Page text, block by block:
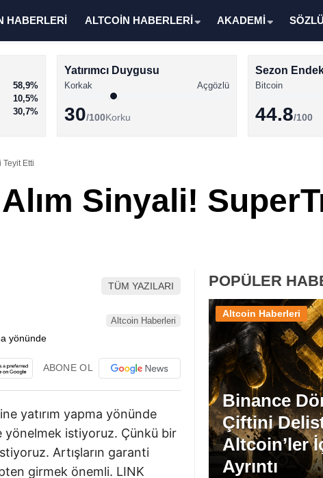
HABERLERİ ALTCOİN HABERLERİ AKADEMİ
58,9%
10,5%
30,7%
Yatırımcı Duygusu
Korkak Açgözlü
30/100Korku
Sezon
Bitcoin
44.8/100
Etti
Sinyali!
TÜM YAZILARI
Altcoin Haberleri
ABONE OL
yatırım yapma yönünde
yönelmek istiyoruz. Çünkü bir
Artışların garanti
girmek önemli. LINK
POPÜLER
Binance
Çiftini
Altcoin’ler
Ayrıntı
Altcoin Haberleri